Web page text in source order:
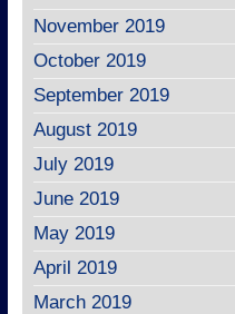
November 2019
October 2019
September 2019
August 2019
July 2019
June 2019
May 2019
April 2019
March 2019